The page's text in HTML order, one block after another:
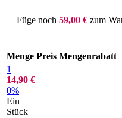
Füge noch 59,00 € zum
Menge Preis Mengenrabatt
1
14,90 €
0%
Ein
Stück